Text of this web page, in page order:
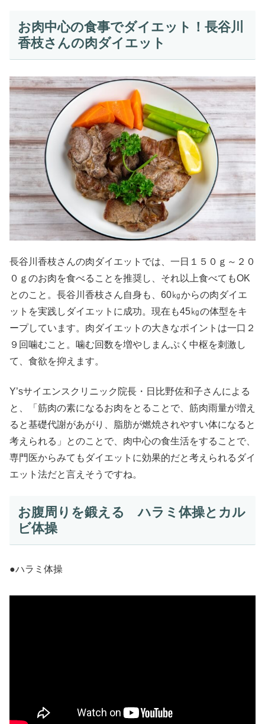
お肉中心の食事でダイエット！長谷川
香枝さんの肉ダイエット
長谷川香枝さんの肉ダイエットでは、一日１５０ｇ～２０
０ｇのお肉を食べることを推奨し、それ以上食べてもOK
とのこと。長谷川香枝さん自身も、60㎏からの肉ダイエ
ットを実践しダイエットに成功。現在も45㎏の体型をキ
ープしています。肉ダイエットの大きなポイントは一口２
９回噛むこと。噛む回数を増やしまんぷく中枢を刺激し
て、食欲を抑えます。
Y’sサイエンスクリニック院長・日比野佐和子さんによる
と、「筋肉の素になるお肉をとることで、筋肉雨量が増え
ると基礎代謝があがり、脂肪が燃焼されやすい体になると
考えられる」とのことで、肉中心の食生活をすることで、
専門医からみてもダイエットに効果的だと考えられるダイ
エット法だと言えそうですね。
お腹周りを鍛える ハラミ体操とカル
ビ体操
●ハラミ体操